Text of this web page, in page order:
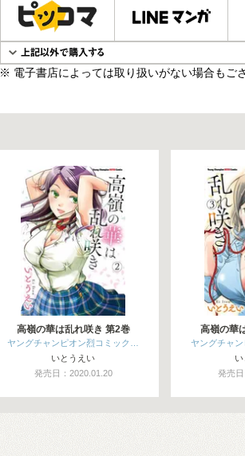
※ 電子書店によっては取り扱いがない場合もご
高嶺の華は乱れ咲き 第2巻
ヤングチャンピオン烈コミック…
いとうえい
発売日：2020.01.20
高嶺の華
ヤングチャ
発売